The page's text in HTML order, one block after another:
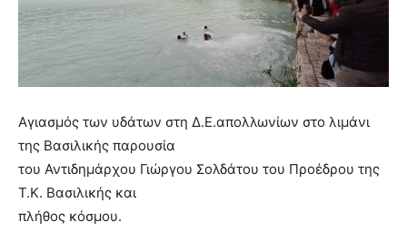
Αγιασμός των υδάτων στη Δ.Ε.απολλωνίων στο λιμάνι
της Βασιλικής παρουσία
του Αντιδημάρχου Γιώργου Σολδάτου του Προέδρου της
Τ.Κ. Βασιλικής και
πλήθος κόσμου.